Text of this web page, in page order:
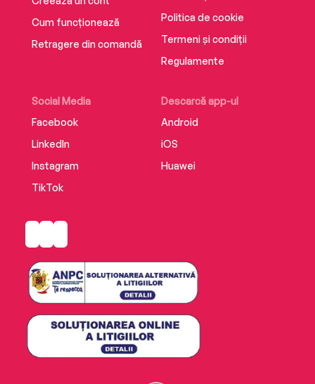
Cum funcționează
Retragere din comandă
Social Media
Facebook
LinkedIn
Instagram
TikTok
Descarcă app-ul
Android
iOS
Huawei
Politica de cookie
Termeni și condiții
Regulamente